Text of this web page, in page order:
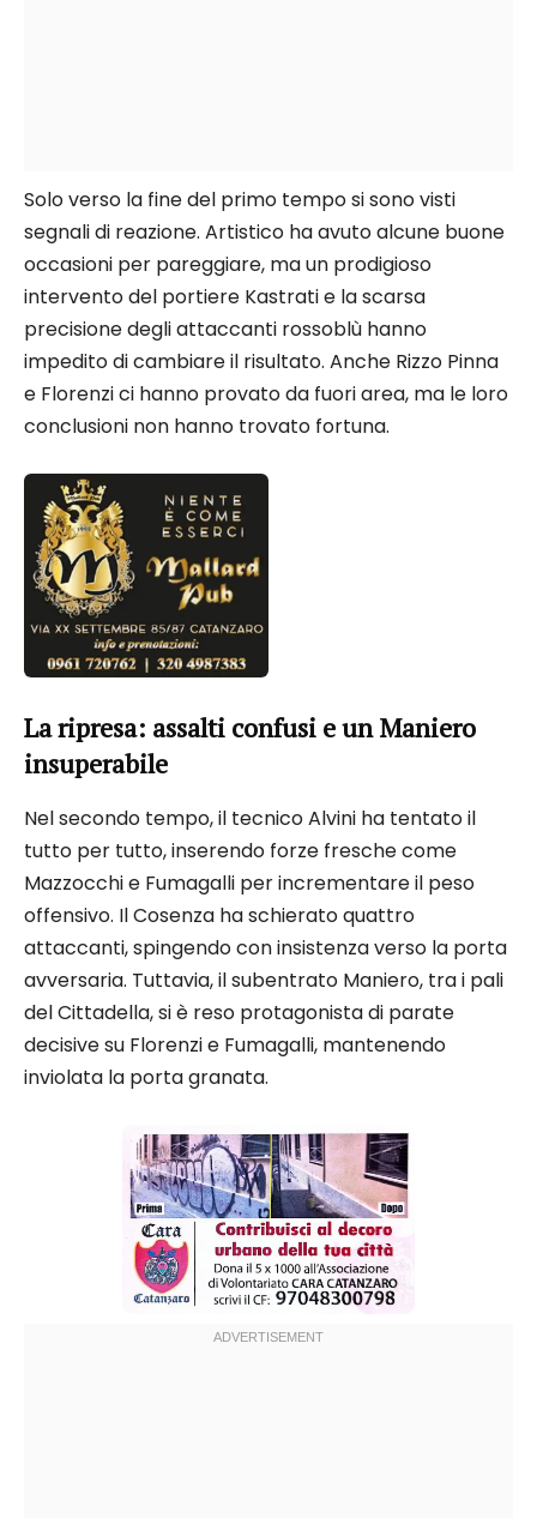
Solo verso la fine del primo tempo si sono visti
segnali di reazione. Artistico ha avuto alcune buone
occasioni per pareggiare, ma un prodigioso
intervento del portiere Kastrati e la scarsa
precisione degli attaccanti rossoblù hanno
impedito di cambiare il risultato. Anche Rizzo Pinna
e Florenzi ci hanno provato da fuori area, ma le loro
conclusioni non hanno trovato fortuna.
La ripresa: assalti confusi e un Maniero
insuperabile
Nel secondo tempo, il tecnico Alvini ha tentato il
tutto per tutto, inserendo forze fresche come
Mazzocchi e Fumagalli per incrementare il peso
offensivo. Il Cosenza ha schierato quattro
attaccanti, spingendo con insistenza verso la porta
avversaria. Tuttavia, il subentrato Maniero, tra i pali
del Cittadella, si è reso protagonista di parate
decisive su Florenzi e Fumagalli, mantenendo
inviolata la porta granata.